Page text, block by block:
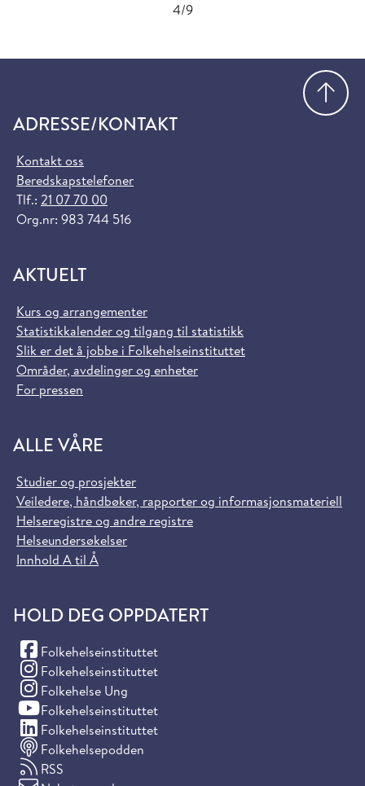
4/9
ADRESSE/KONTAKT
Kontakt oss
Beredskapstelefoner
Tlf.: 21 07 70 00
Org.nr: 983 744 516
AKTUELT
Kurs og arrangementer
Statistikkalender og tilgang til statistikk
Slik er det å jobbe i Folkehelseinstituttet
Områder, avdelinger og enheter
For pressen
ALLE VÅRE
Studier og prosjekter
Veiledere, håndbøker, rapporter og informasjonsmateriell
Helseregistre og andre registre
Helseundersøkelser
Innhold A til Å
HOLD DEG OPPDATERT
Folkehelseinstituttet
(Facebook)
Folkehelseinstituttet
(Instagram)
Folkehelse Ung
(Instagram)
Folkehelseinstituttet
(YouTube)
Folkehelseinstituttet
(LinkedIn)
Folkehelsepodden
RSS